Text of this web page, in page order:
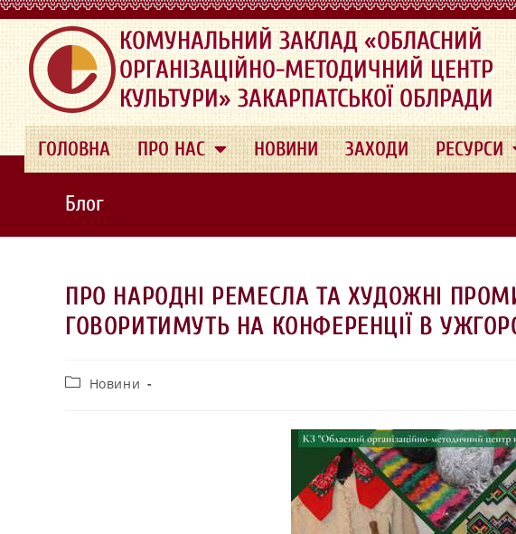
.
КОМУНАЛЬНИЙ ЗАКЛАД «ОБЛАСНИЙ
ОРГАНІЗАЦІЙНО-МЕТОДИЧНИЙ ЦЕНТР
КУЛЬТУРИ» ЗАКАРПАТСЬКОЇ ОБЛРАДИ
ГОЛОВНА ПРО НАС НОВИНИ ЗАХОДИ РЕСУРСИ
Блог
ПРО НАРОДНІ РЕМЕСЛА ТА ХУДОЖНІ
ГОВОРИТИМУТЬ НА КОНФЕРЕНЦІЇ В
Новини